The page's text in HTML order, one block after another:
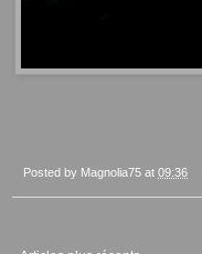
Posted by Magnolia75 at 09:36